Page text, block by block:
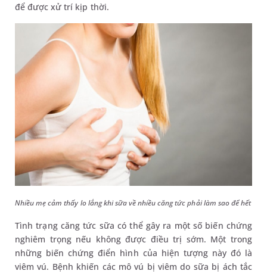
để được xử trí kịp thời.
Nhiều mẹ cảm thấy lo lắng khi sữa về nhiều căng tức phải làm sao để hết
Tình trạng căng tức sữa có thể gây ra một số biến chứng
nghiêm trọng nếu không được điều trị sớm. Một trong
những biến chứng điển hình của hiện tượng này đó là
viêm vú. Bệnh khiến các mô vú bị viêm do sữa bị ách tắc